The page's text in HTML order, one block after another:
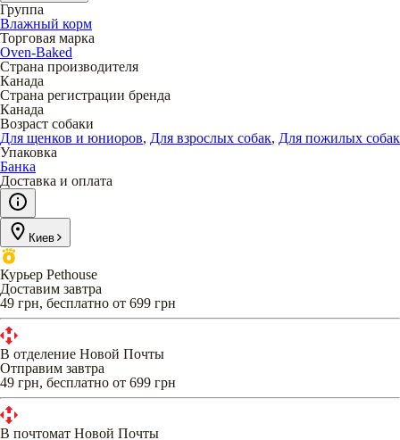
Группа
Влажный корм
Торговая марка
Oven-Baked
Страна производителя
Канада
Страна регистрации бренда
Канада
Возраст собаки
Для щенков и юниоров, Для взрослых собак, Для пожилых собак
Упаковка
Банка
Доставка и оплата
Киев
Курьер Pethouse
Доставим завтра
49 грн, бесплатно от 699 грн
В отделение Новой Почты
Отправим завтра
49 грн, бесплатно от 699 грн
В почтомат Новой Почты